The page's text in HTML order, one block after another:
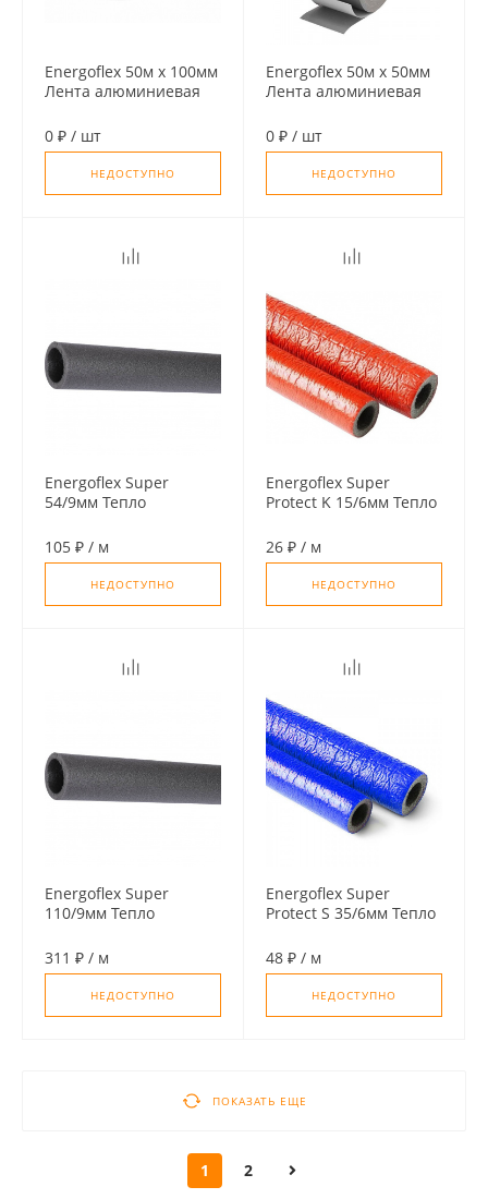
Energoflex 50м х 100мм
Лента алюминиевая
0 ₽ / шт
НЕДОСТУПНО
Energoflex 50м х 50мм
Лента алюминиевая
0 ₽ / шт
НЕДОСТУПНО
Energoflex Super
54/9мм Тепло
2м)
105 ₽ / м
НЕДОСТУПНО
Energoflex Super
Protect K 15/6мм Тепло
2м), цвет красный
26 ₽ / м
НЕДОСТУПНО
Energoflex Super
110/9мм Тепло
2м)
311 ₽ / м
НЕДОСТУПНО
Energoflex Super
Protect S 35/6мм Тепло
2м), цвет синий
48 ₽ / м
НЕДОСТУПНО
ПОКАЗАТЬ ЕЩЕ
1 2